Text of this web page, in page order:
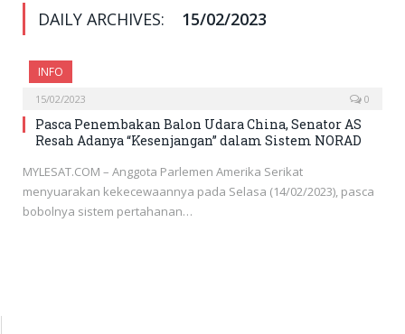
DAILY ARCHIVES: 15/02/2023
INFO
15/02/2023 0
Pasca Penembakan Balon Udara China, Senator AS
Resah Adanya “Kesenjangan” dalam Sistem NORAD
MYLESAT.COM – Anggota Parlemen Amerika Serikat
menyuarakan kekecewaannya pada Selasa (14/02/2023), pasca
bobolnya sistem pertahanan…